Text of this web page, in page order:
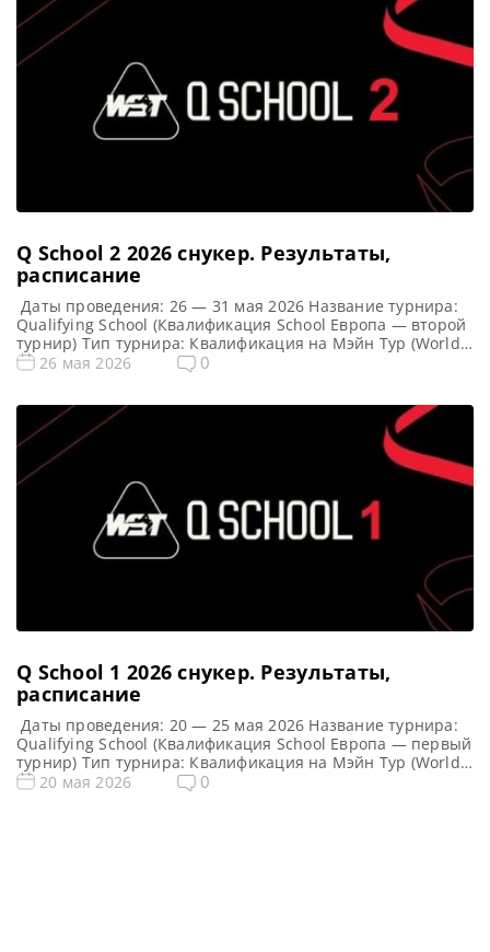
Q School 2 2026 cнукер. Результаты,
расписание
Даты проведения: 26 — 31 мая 2026 Название турнира:
Qualifying School (Квалификация School Европа — второй
турнир) Тип турнира: Квалификация на Мэйн Тур (World
Snooker Tour) Арена: Mattioli Arena Место проведения
разыграно восемь карт World Snooker Tour, а финалисты
(ПОБЕДИТЕЛИ) каждого из […]
26 мая 2026 0
Q School 1 2026 cнукер. Результаты,
расписание
Даты проведения: 20 — 25 мая 2026 Название турнира:
Qualifying School (Квалификация School Европа — первый
турнир) Тип турнира: Квалификация на Мэйн Тур (World
Snooker Tour) Арена: Mattioli Arena Место проведения
20 мая 2026 0